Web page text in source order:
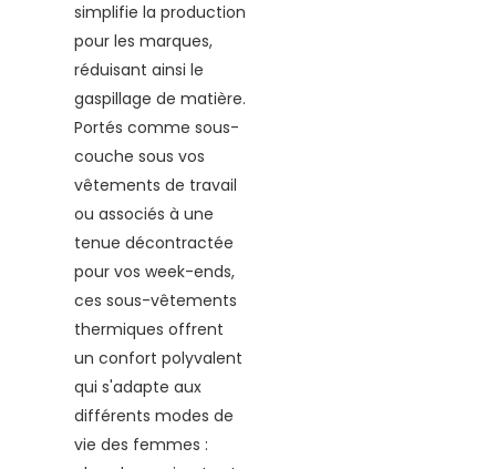
simplifie la production
pour les marques,
réduisant ainsi le
gaspillage de matière.
Portés comme sous-
couche sous vos
vêtements de travail
ou associés à une
tenue décontractée
pour vos week-ends,
ces sous-vêtements
thermiques offrent
un confort polyvalent
qui s'adapte aux
différents modes de
vie des femmes :